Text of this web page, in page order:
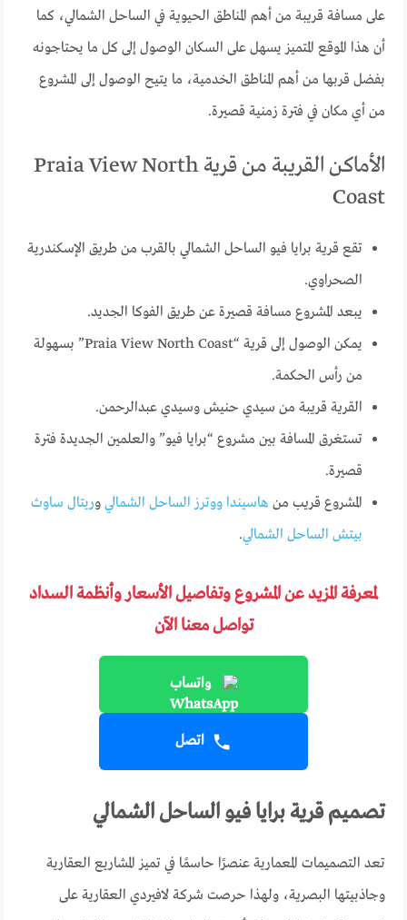
على مسافة قريبة من أهم المناطق الحيوية في الساحل الشمالي، كما
أن هذا الموقع المتميز يسهل على السكان الوصول إلى كل ما يحتاجونه
بفضل قربها من أهم المناطق الخدمية، ما يتيح الوصول إلى المشروع
من أي مكان في فترة زمنية قصيرة.
الأماكن القريبة من قرية Praia View North
Coast
تقع قرية برايا فيو الساحل الشمالي بالقرب من طريق الإسكندرية
الصحراوي.
يبعد المشروع مسافة قصيرة عن طريق الفوكا الجديد.
يمكن الوصول إلى قرية “Praia View North Coast” بسهولة
من رأس الحكمة.
القرية قريبة من سيدي حنيش وسيدي عبدالرحمن.
تستغرق المسافة بين مشروع “برايا فيو” والعلمين الجديدة فترة
قصيرة.
المشروع قريب من هاسيندا ووترز الساحل الشمالي وريتال ساوث
بيتش الساحل الشمالي.
لمعرفة المزيد عن المشروع وتفاصيل الأسعار وأنظمة السداد
تواصل معنا الآن
واتساب
اتصل
تصميم قرية برايا فيو الساحل الشمالي
تعد التصميمات المعمارية عنصرًا حاسمًا في تميز المشاريع العقارية
وجاذبيتها البصرية، ولهذا حرصت شركة لافيردي العقارية على